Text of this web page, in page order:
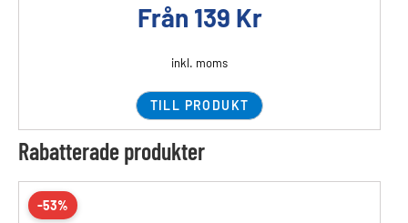
Från 139 Kr
inkl. moms
TILL PRODUKT
Rabatterade produkter
-53%